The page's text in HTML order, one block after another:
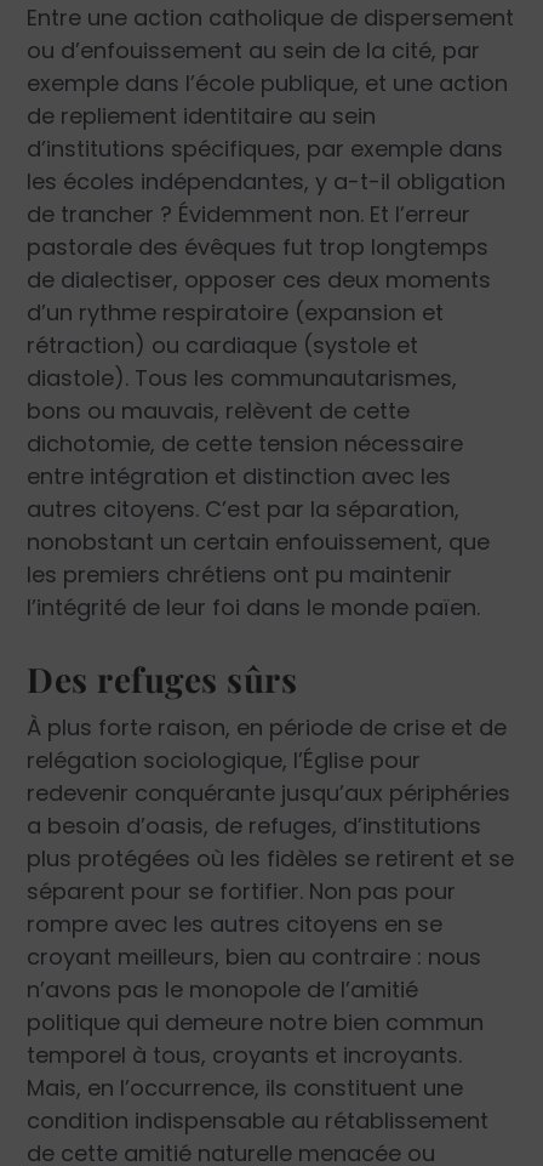
Entre une action catholique de dispersement
ou d’enfouissement au sein de la cité, par
exemple dans l’école publique, et une action
de repliement identitaire au sein
d’institutions spécifiques, par exemple dans
les écoles indépendantes, y a-t-il obligation
de trancher ? Évidemment non. Et l’erreur
pastorale des évêques fut trop longtemps
de dialectiser, opposer ces deux moments
d’un rythme respiratoire (expansion et
rétraction) ou cardiaque (systole et
diastole). Tous les communautarismes,
bons ou mauvais, relèvent de cette
dichotomie, de cette tension nécessaire
entre intégration et distinction avec les
autres citoyens. C’est par la séparation,
nonobstant un certain enfouissement, que
les premiers chrétiens ont pu maintenir
l’intégrité de leur foi dans le monde païen.
Des refuges sûrs
À plus forte raison, en période de crise et de
relégation sociologique, l’Église pour
redevenir conquérante jusqu’aux périphéries
a besoin d’oasis, de refuges, d’institutions
plus protégées où les fidèles se retirent et se
séparent pour se fortifier. Non pas pour
rompre avec les autres citoyens en se
croyant meilleurs, bien au contraire : nous
n’avons pas le monopole de l’amitié
politique qui demeure notre bien commun
temporel à tous, croyants et incroyants.
Mais, en l’occurrence, ils constituent une
condition indispensable au rétablissement
de cette amitié naturelle menacée ou